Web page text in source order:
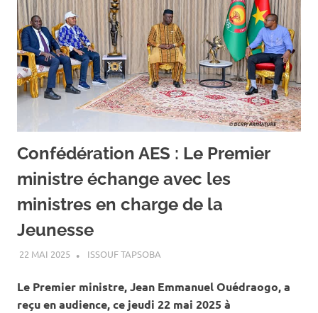
Confédération AES : Le Premier
ministre échange avec les
ministres en charge de la
Jeunesse
22 MAI 2025 ISSOUF TAPSOBA
Le Premier ministre, Jean Emmanuel Ouédraogo, a
reçu en audience, ce jeudi 22 mai 2025 à